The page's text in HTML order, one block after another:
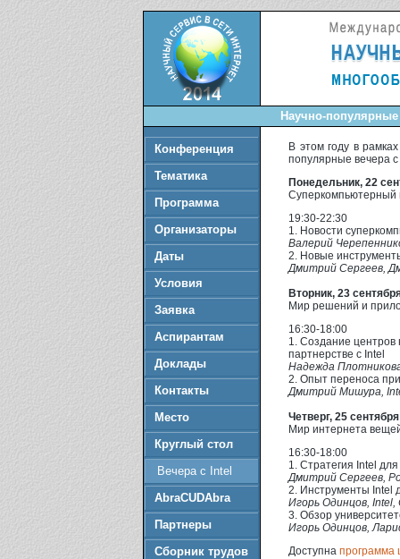
Конференция
Тематика
Программа
Организаторы
Даты
Условия
Заявка
Аспирантам
Доклады
Контакты
Место
Круглый стол
Вечера с Intel
AbraCUDAbra
Партнеры
Сборник трудов
Научно-популярные
В этом году в
популярные вечера
Понедельник, 22
Суперкомпьютерный
19:30-22:30
1. Новости
Валерий
2. Новые
Дмитрий Сергеев,
Вторник, 23
Мир решений и
16:30-18:00
1. Создание центров
партнерстве с Intel
Надежда
2. Опыт переноса
Дмитрий Мишура,
Четверг, 25 сентября
Мир интернета
16:30-18:00
1. Стратегия Intel
Дмитрий Сергеев,
2. Инструменты Intel
Игорь Одинцов,
3. Обзор
Игорь Одинцов,
Доступна программа